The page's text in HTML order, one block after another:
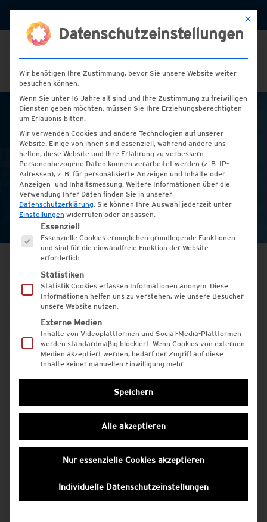
Etiketten für Selbst- und
Direktvermarkter
Schaffen Sie gezielt Aufmerksamkeit
für Ihre Produkte.
Ihr Produktetikett ist Ihre Visitenkarte!
Etiketten für Bioläden –
Hof- und Bauernläden –
Selbst- und
Direktvermarkter
Kennenlern-Angebot!
Nur in dieser Aktion erhalten Sie auf Ihre
erste Bestellung20 % Rabatt!
3 Rollen à 1.000 Stück /
Rollenhaftetiketten / 4 farbig
Größe 70 x 35 mm (rechteckig)
3.000 Stück zum Preis von 261,30 €, zzgl.
MwSt., bei gestellter, druckfähiger PDF-X4
Mit
Datenschutzeinstellungen
Wir benötigen Ihre Zustimmung, bevor Sie unsere Website weiter
besuchen können.
Wenn Sie unter 16 Jahre alt sind und Ihre Zustimmung zu freiwilligen
Diensten geben möchten, müssen Sie Ihre Erziehungsberechtigten
um Erlaubnis bitten.
Wir verwenden Cookies und andere Technologien auf unserer
Website. Einige von ihnen sind essenziell, während andere uns
helfen, diese Website und Ihre Erfahrung zu verbessern.
Personenbezogene Daten können verarbeitet werden (z. B. IP-
Adressen), z. B. für personalisierte Anzeigen und Inhalte oder
Anzeigen- und Inhaltsmessung. Weitere Informationen über die
Verwendung Ihrer Daten finden Sie in unserer
Datenschutzerklärung. Sie können Ihre Auswahl jederzeit unter
Einstellungen widerrufen oder anpassen.
Es folgt eine Liste der Service-Gruppen, für die
Essenziell
Essenzielle Cookies ermöglichen grundlegende Funktionen
und sind für die einwandfreie Funktion der Website
erforderlich.
Statistiken
Statistik Cookies erfassen Informationen anonym. Diese
Informationen helfen uns zu verstehen, wie unsere Besucher
unsere Website nutzen.
Externe Medien
Inhalte von Videoplattformen und Social-Media-Plattformen
werden standardmäßig blockiert. Wenn Cookies von externen
Medien akzeptiert werden, bedarf der Zugriff auf diese
Inhalte keiner manuellen Einwilligung mehr.
Speichern
Alle akzeptieren
Nur essenzielle Cookies akzeptieren
Individuelle Datenschutzeinstellungen